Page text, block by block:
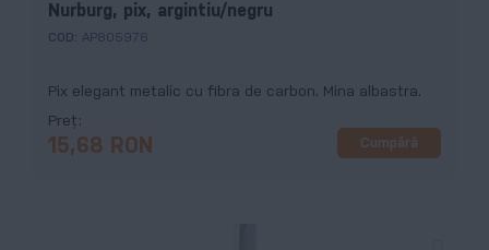
Nurburg, pix, argintiu/negru
COD: AP805976
Pix elegant metalic cu fibra de carbon. Mina albastra.
Preț
15,68 RON Cumpără